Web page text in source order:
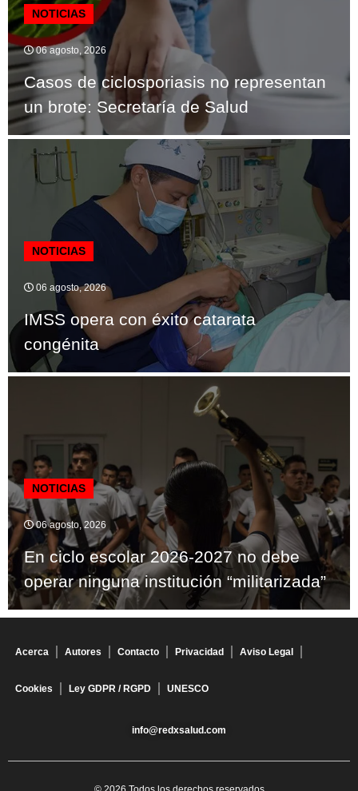
NOTICIAS
06 agosto, 2026
Casos de ciclosporiasis no representan
un brote: Secretaría de Salud
NOTICIAS
06 agosto, 2026
IMSS opera con éxito catarata
congénita
NOTICIAS
06 agosto, 2026
En ciclo escolar 2026-2027 no debe
operar ninguna institución “militarizada”
Acerca Autores Contacto Privacidad Aviso Legal
Cookies Ley GDPR / RGPD UNESCO
info@redxsalud.com